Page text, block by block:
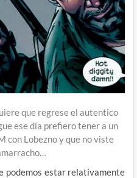
que regrese el autentico
ese día prefiero tener a un
con Lobezno y que no viste
podemos estar relativamente